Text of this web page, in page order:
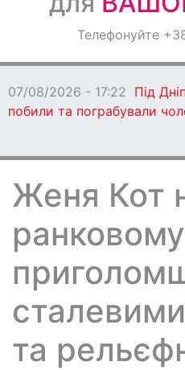
ОголошенняТелефонуйте
07/08/2026 - 17:22 Під
побили та пограбували
Женя Кот
та